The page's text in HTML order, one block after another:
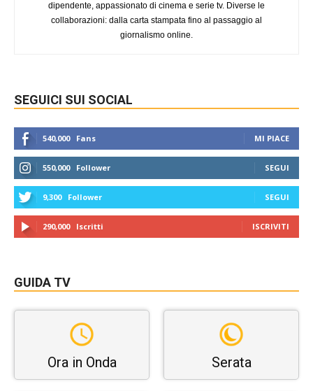
dipendente, appassionato di cinema e serie tv. Diverse le
collaborazioni: dalla carta stampata fino al passaggio al
giornalismo online.
SEGUICI SUI SOCIAL
540,000 Fans MI PIACE
550,000 Follower SEGUI
9,300 Follower SEGUI
290,000 Iscritti ISCRIVITI
GUIDA TV
Ora in Onda Serata